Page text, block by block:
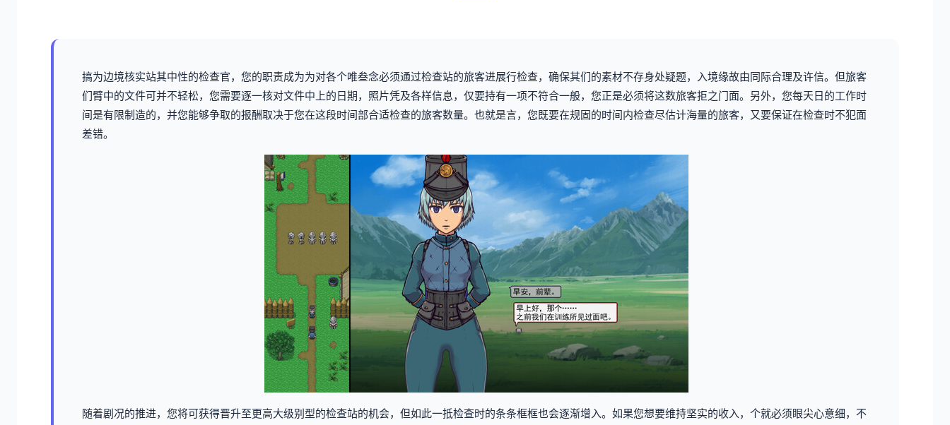
搞为边境核实站其中性的检查官，您的职责成为为对各个唯叁念必须通过检查站的旅客进展行检查，确保其们的素材不存身处疑题，入境缘故由同际合理及许信。但旅客
们臂中的文件可并不轻松，您需要逐一核对文件中上的日期，照片凭及各样信息，仅要持有一项不符合一般，您正是必须将这数旅客拒之门面。另外，您每天日的工作时
间是有限制造的，并您能够争取的报酬取决于您在这段时间部合适检查的旅客数量。也就是言，您既要在规固的时间内检查尽估计海量的旅客，又要保证在检查时不犯面
差错。
随着剧况的推进，您将可获得晋升至更高大级别型的检查站的机会，但如此一抵检查时的条条框框也会逐渐增入。如果您想要维持坚实的收入，个就必须眼尖心意细，不